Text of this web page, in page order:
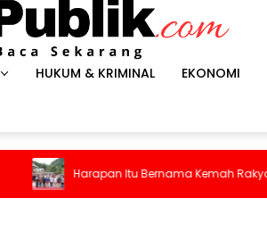
HUKUM & KRIMINAL EKONOMI
Harapan Itu Bernama Kemah Rakyat